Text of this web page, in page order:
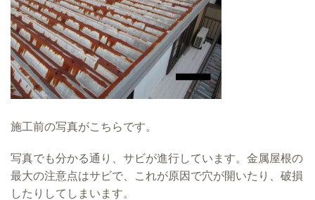
施工前の写真がこちらです。
写真でも分かる通り、サビが進行しています。金属屋根の
最大の注意点はサビで、これが原因で穴が開いたり、破損
したりしてしまいます。